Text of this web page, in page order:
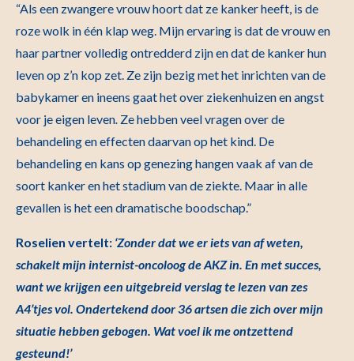
“Als een zwangere vrouw hoort dat ze kanker heeft, is de
roze wolk in één klap weg. Mijn ervaring is dat de vrouw en
haar partner volledig ontredderd zijn en dat de kanker hun
leven op z’n kop zet. Ze zijn bezig met het inrichten van de
babykamer en ineens gaat het over ziekenhuizen en angst
voor je eigen leven. Ze hebben veel vragen over de
behandeling en effecten daarvan op het kind. De
behandeling en kans op genezing hangen vaak af van de
soort kanker en het stadium van de ziekte. Maar in alle
gevallen is het een dramatische boodschap.”
Roselien vertelt: ‘Zonder dat we er iets van af weten,
schakelt mijn internist-oncoloog de AKZ in. En met succes,
want we krijgen een uitgebreid verslag te lezen van zes
A4’tjes vol. Ondertekend door 36 artsen die zich over mijn
situatie hebben gebogen. Wat voel ik me ontzettend
gesteund!’